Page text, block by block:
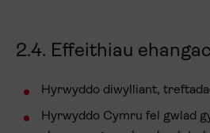
2.4. Effeithiau
Hyrwyddo diwylliant,
Hyrwyddo Cymru fel gwlad